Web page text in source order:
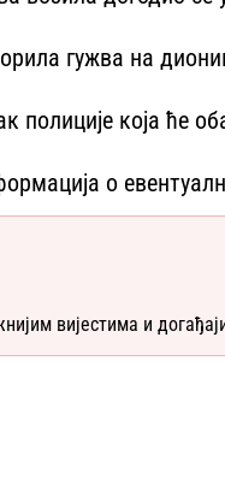
гужва на
полиције која ће
о
вијестима и